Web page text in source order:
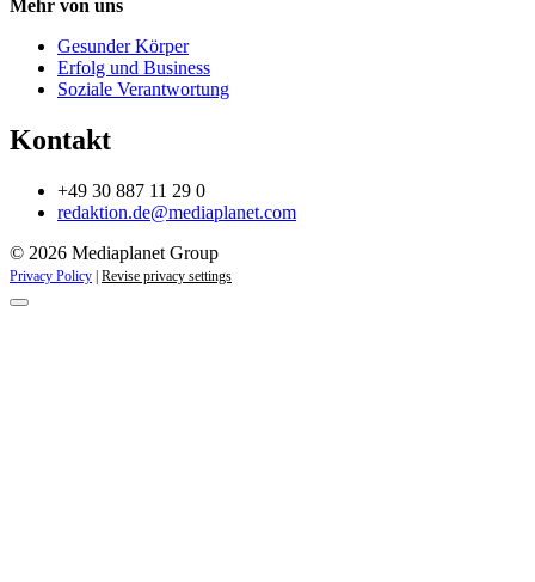
Mehr von uns
Gesunder Körper
Erfolg und Business
Soziale Verantwortung
Kontakt
+49 30 887 11 29 0
redaktion.de@mediaplanet.com
© 2026 Mediaplanet Group
Privacy Policy | Revise privacy settings